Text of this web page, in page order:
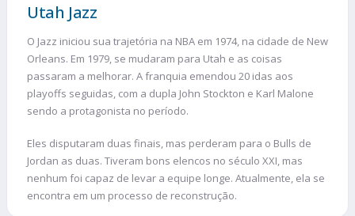
Utah Jazz
O Jazz iniciou sua trajetória na NBA em 1974, na cidade de New
Orleans. Em 1979, se mudaram para Utah e as coisas
passaram a melhorar. A franquia emendou 20 idas aos
playoffs seguidas, com a dupla John Stockton e Karl Malone
sendo a protagonista no período.
Eles disputaram duas finais, mas perderam para o Bulls de
Jordan as duas. Tiveram bons elencos no século XXI, mas
nenhum foi capaz de levar a equipe longe. Atualmente, ela se
encontra em um processo de reconstrução.